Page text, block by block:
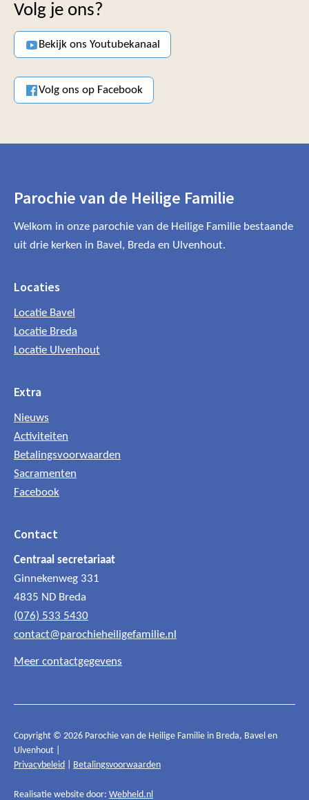
Volg je ons?
Bekijk ons Youtubekanaal
Volg ons op Facebook
Parochie van de Heilige Familie
Welkom in onze parochie van de Heilige Familie bestaande
uit drie kerken in Bavel, Breda en Ulvenhout.
Locaties
Locatie Bavel
Locatie Breda
Locatie Ulvenhout
Extra
Nieuws
Activiteiten
Betalingsvoorwaarden
Sacramenten
Facebook
Contact
Centraal secretariaat
Ginnekenweg 331
4835 ND Breda
(076) 533 5430
contact@parochieheiligefamilie.nl
Meer contactgegevens
Copyright © 2026 Parochie van de Heilige Familie in Breda, Bavel en
Ulvenhout |
Privacybeleid
Betalingsvoorwaarden
Realisatie website door: Webheld.nl